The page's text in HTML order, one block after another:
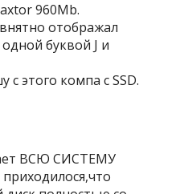
960Mb.
отображал
буквой J и
этого компа с SSD.
ВСЮ СИСТЕМУ